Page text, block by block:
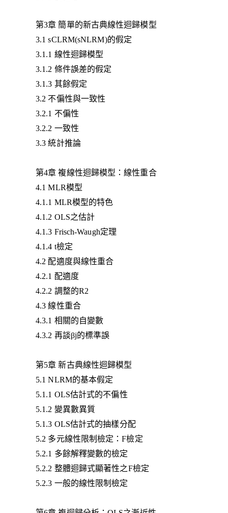
第3章 簡單的新古典線性迴歸模型
3.1 sCLRM(sNLRM)的假定
3.1.1 線性迴歸模型
3.1.2 條件誤差的假定
3.1.3 其餘假定
3.2 不偏性與一致性
3.2.1 不偏性
3.2.2 一致性
3.3 統計推論
第4章 複線性迴歸模型：線性重合
4.1 MLR模型
4.1.1 MLR模型的特色
4.1.2 OLS之估計
4.1.3 Frisch-Waugh定理
4.1.4 t檢定
4.2 配適度與線性重合
4.2.1 配適度
4.2.2 調整的R2
4.3 線性重合
4.3.1 相關的自變數
4.3.2 再談βj的標準誤
第5章 新古典線性迴歸模型
5.1 NLRM的基本假定
5.1.1 OLS估計式的不偏性
5.1.2 變異數異質
5.1.3 OLS估計式的抽樣分配
5.2 多元線性限制檢定：F檢定
5.2.1 多餘解釋變數的檢定
5.2.2 整體迴歸式顯著性之F檢定
5.2.3 一般的線性限制檢定